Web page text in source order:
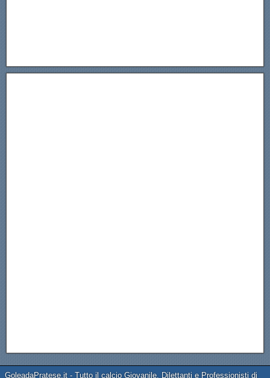
GoleadaPratese.it - Tutto il calcio Giovanile, Dilettanti e Professionisti di